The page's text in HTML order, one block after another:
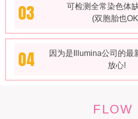
03
可检测全常染色体
(双胞胎也
04
因为是Illumina公司的最
放心!
FLOW